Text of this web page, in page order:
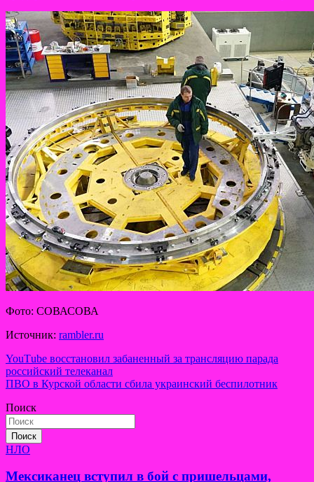
Фото: СОВАСОВА
Источник: rambler.ru
Навигация
по
YouТube восстановил забаненный за трансляцию парада
российский телеканал
ПВО в Курской области сбила украинский беспилотник
Поиск
Поиск
НЛО
Мексиканец вступил в бой с пришельцами,